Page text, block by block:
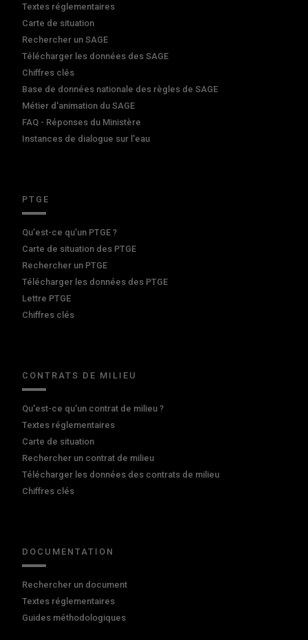
Textes réglementaires
Carte de situation
Rechercher un SAGE
Télécharger les données des SAGE
Chiffres clés
Base de données nationale des règles de SAGE
Métier d'animation du SAGE
FAQ - Réponses du Ministère
Instances de dialogue sur l'eau
PTGE
Qu’est-ce qu’un PTGE ?
Carte de situation des PTGE
Rechercher un PTGE
Télécharger les données des PTGE
Lettre PTGE
Chiffres clés
CONTRATS DE MILIEU
Qu'est-ce qu'un contrat de milieu ?
Textes réglementaires
Carte de situation
Rechercher un contrat de milieu
Télécharger les données des contrats de milieu
Chiffres clés
DOCUMENTATION
Rechercher un document
Textes réglementaires
Guides méthodologiques